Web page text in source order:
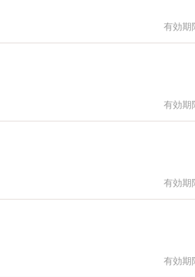
有効期
有効期
有効期
有効期